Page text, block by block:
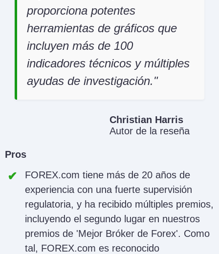
proporciona potentes
herramientas de gráficos que
incluyen más de 100
indicadores técnicos y múltiples
ayudas de investigación.
Christian Harris
Autor de la reseña
Pros
FOREX.com tiene más de 20 años de
experiencia con una fuerte supervisión
regulatoria, y ha recibido múltiples premios,
incluyendo el segundo lugar en nuestros
premios de 'Mejor Bróker de Forex'. Como
tal, FOREX.com es reconocido